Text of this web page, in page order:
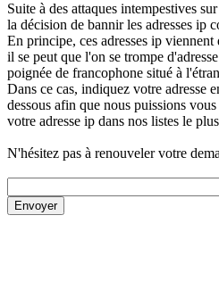
Suite à des attaques intempestives
la décision de bannir les adresses ip
En principe, ces adresses ip
il se peut que l'on se trompe
poignée de francophone situé à
Dans ce cas, indiquez votre adresse
dessous afin que nous puissions
votre adresse ip dans nos listes le
N'hésitez pas à renouveler votre